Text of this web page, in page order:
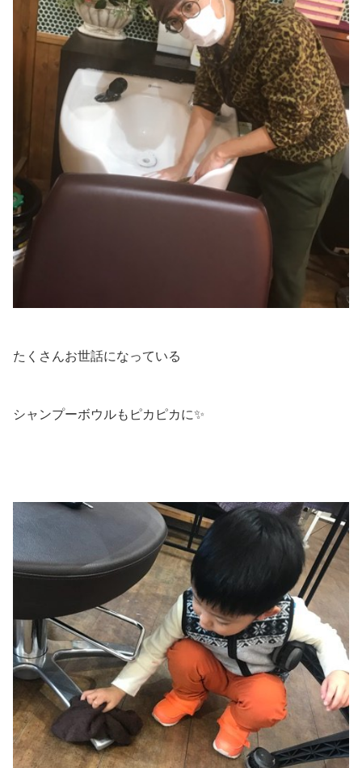
たくさんお世話になっている
シャンプーボウルもピカピカに✨